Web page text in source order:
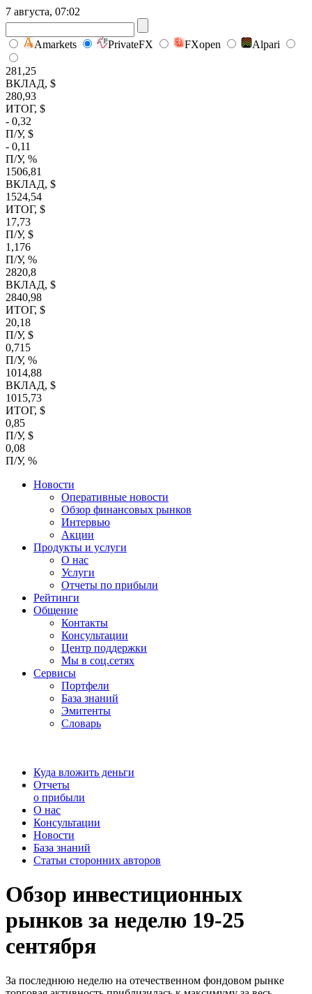
7 августа, 07:02
Amarkets PrivateFX FXopen Alpari
281,25
ВКЛАД, $
280,93
ИТОГ, $
- 0,32
П/У, $
- 0,11
П/У, %
1506,81
ВКЛАД, $
1524,54
ИТОГ, $
17,73
П/У, $
1,176
П/У, %
2820,8
ВКЛАД, $
2840,98
ИТОГ, $
20,18
П/У, $
0,715
П/У, %
1014,88
ВКЛАД, $
1015,73
ИТОГ, $
0,85
П/У, $
0,08
П/У, %
Новости
Оперативные новости
Обзор финансовых рынков
Интервью
Акции
Продукты и услуги
О нас
Услуги
Отчеты по прибыли
Рейтинги
Общение
Контакты
Консультации
Центр поддержки
Мы в соц.сетях
Сервисы
Портфели
База знаний
Эмитенты
Словарь
Куда вложить деньги
Отчеты
о прибыли
О нас
Консультации
Новости
База знаний
Статьи сторонних авторов
Обзор инвестиционных
рынков за неделю 19-25
сентября
За последнюю неделю на отечественном фондовом рынке